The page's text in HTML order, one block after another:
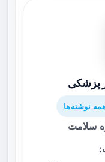
پزشکی
نوشته‌ها
سلامت